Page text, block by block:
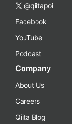
@qiitapoi
Facebook
YouTube
Podcast
Company
About Us
Careers
Qiita Blog